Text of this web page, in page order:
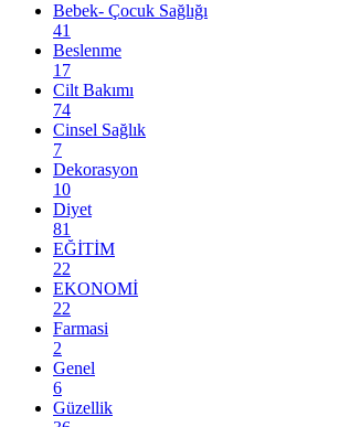
Bebek- Çocuk Sağlığı
41
Beslenme
17
Cilt Bakımı
74
Cinsel Sağlık
7
Dekorasyon
10
Diyet
81
EĞİTİM
22
EKONOMİ
22
Farmasi
2
Genel
6
Güzellik